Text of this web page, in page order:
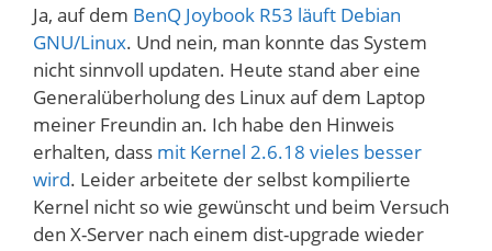
Ja, auf dem BenQ Joybook R53 läuft Debian
GNU/Linux. Und nein, man konnte das System
nicht sinnvoll updaten. Heute stand aber eine
Generalüberholung des Linux auf dem Laptop
meiner Freundin an. Ich habe den Hinweis
erhalten, dass mit Kernel 2.6.18 vieles besser
wird. Leider arbeitete der selbst kompilierte
Kernel nicht so wie gewünscht und beim Versuch
den X-Server nach einem dist-upgrade wieder